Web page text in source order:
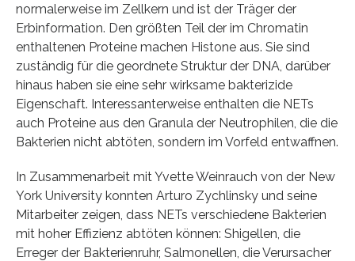
normalerweise im Zellkern und ist der Träger der
Erbinformation. Den größten Teil der im Chromatin
enthaltenen Proteine machen Histone aus. Sie sind
zuständig für die geordnete Struktur der DNA, darüber
hinaus haben sie eine sehr wirksame bakterizide
Eigenschaft. Interessanterweise enthalten die NETs
auch Proteine aus den Granula der Neutrophilen, die die
Bakterien nicht abtöten, sondern im Vorfeld entwaffnen.
In Zusammenarbeit mit Yvette Weinrauch von der New
York University konnten Arturo Zychlinsky und seine
Mitarbeiter zeigen, dass NETs verschiedene Bakterien
mit hoher Effizienz abtöten können: Shigellen, die
Erreger der Bakterienruhr, Salmonellen, die Verursacher